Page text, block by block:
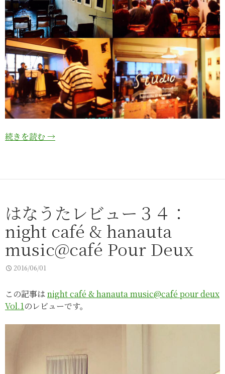
続きを読む →
はなうたレビュー３４：
night café & hanauta
music@café Pour Deux
2016/06/01
この記事はnight café & hanauta music@café pour deux
Vol.1のレビューです。